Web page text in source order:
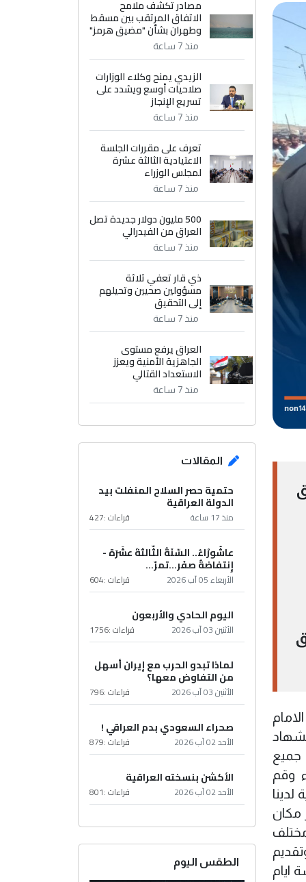
جميع
وقم
لدينا
في توفير مكان
ايام
مصادر تكشف ملامح
الاتفاق المرتقب بين مسقط
وطهران بشأن "مضيق هرمز"
منذ 7 ساعة
الزيدي يمنح وكلاء الوزارات
صلاحيات أوسع ويشدد على
تسريع الإنجاز
منذ 7 ساعة
تعرف على مقررات الجلسة
الاعتيادية الثالثة عشرة
لمجلس الوزراء
منذ 7 ساعة
500 مليون دولار جديدة تصل
العراق من الفيدرالي
منذ 7 ساعة
ذي قار تعفي ثلاثة
مسؤولين صحيين وتحيلهم
إلى التحقيق
منذ 7 ساعة
العراق يرفع مستوى
الجاهزية الأمنية ويعزز
الاستعداد القتالي
منذ 7 ساعة
المقالات
حتمية حصر السلاح المنفلت بيد
الدولة العراقية
منذ 17 ساعة قراءات :427
عاشُورْاءُ.. السّنَةُ الثّالثةَ عشَرَة -
إِنتفاضةُ صفَر…تمرّ...
الأربعاء 05 آب 2026 قراءات :604
اليوم الحادي والأربعون
الأثنين 03 آب 2026 قراءات :1756
لماذا تبدو الحرب مع إيران أسهل
من التفاوض معها؟
الأثنين 03 آب 2026 قراءات :796
صحراء السعودي بدم العراقي !
الأحد 02 آب 2026 قراءات :879
الأكشن بنسخته العراقية
الأحد 02 آب 2026 قراءات :801
الطقس اليوم